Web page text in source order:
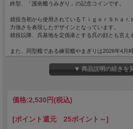
終型、「護衛艦うみぎり」の記念コインです。
就役当初から使用されているＴｉｇｅｒＳｈａｒ
力強さを表現したデザインとなっています。
就役以降、呉基地を定係港とする呉の顔とも言え
また、同型艦である練習艦やまぎりは2026年4月
の中で最も歴の長い艦（就役1989年）でもありま
カラー：ゴールド
サイズ：直径4.5ｃｍ
厚さ：4mm
▼ 商品説明の続きを
価格:2,530円(税込)
[ポイント還元 25ポイント～]